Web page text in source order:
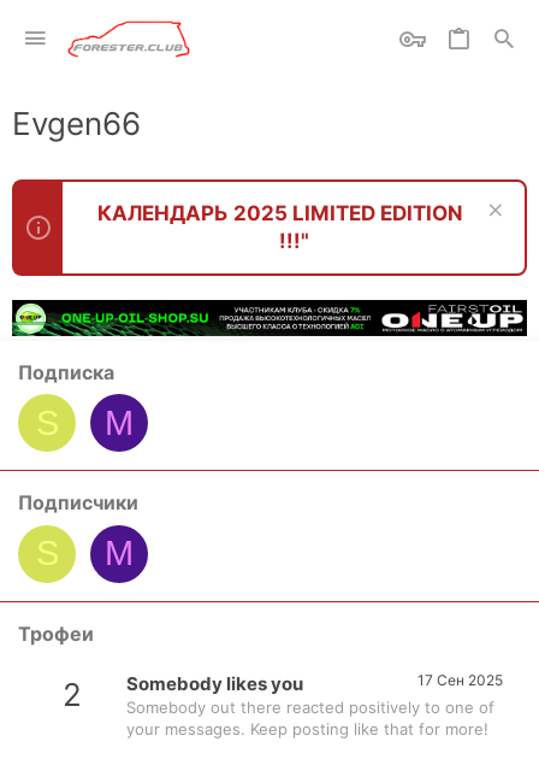
Evgen66
КАЛЕНДАРЬ 2025 LIMITED EDITION
!!!"
Подписка
S M
Подписчики
S M
Трофеи
2 17 Сен 2025
Somebody likes you
Somebody out there reacted positively to one of
your messages. Keep posting like that for more!